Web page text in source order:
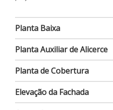
Planta Baixa
Planta Auxiliar de Alicerce
Planta de Cobertura
Elevação da Fachada